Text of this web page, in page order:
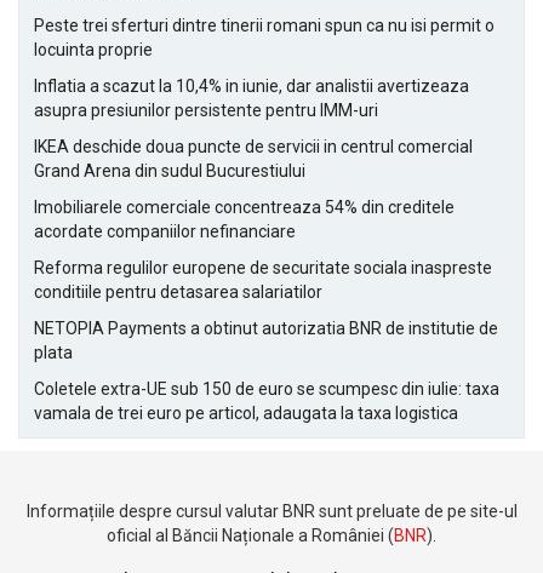
Peste trei sferturi dintre tinerii romani spun ca nu isi permit o
locuinta proprie
Inflatia a scazut la 10,4% in iunie, dar analistii avertizeaza
asupra presiunilor persistente pentru IMM-uri
IKEA deschide doua puncte de servicii in centrul comercial
Grand Arena din sudul Bucurestiului
Imobiliarele comerciale concentreaza 54% din creditele
acordate companiilor nefinanciare
Reforma regulilor europene de securitate sociala inaspreste
conditiile pentru detasarea salariatilor
NETOPIA Payments a obtinut autorizatia BNR de institutie de
plata
Coletele extra-UE sub 150 de euro se scumpesc din iulie: taxa
vamala de trei euro pe articol, adaugata la taxa logistica
Informațiile despre cursul valutar BNR sunt preluate de pe site-ul
oficial al Băncii Naționale a României (BNR).